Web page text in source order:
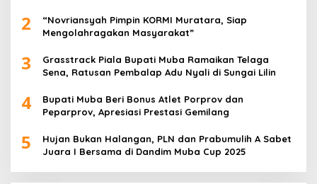
2
“Novriansyah Pimpin KORMI Muratara, Siap
Mengolahragakan Masyarakat”
3
Grasstrack Piala Bupati Muba Ramaikan Telaga
Sena, Ratusan Pembalap Adu Nyali di Sungai Lilin
4
Bupati Muba Beri Bonus Atlet Porprov dan
Peparprov, Apresiasi Prestasi Gemilang
5
Hujan Bukan Halangan, PLN dan Prabumulih A Sabet
Juara I Bersama di Dandim Muba Cup 2025